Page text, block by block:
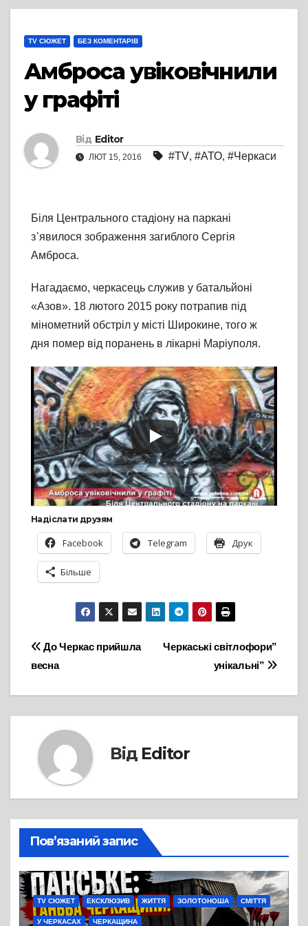
TV СЮЖЕТ БЕЗ КОМЕНТАРІВ
Амброса увіковічнили
у графіті
Від Editor
ЛЮТ 15, 2016 #TV, #АТО, #Черкаси
Біля Центрального стадіону на паркані
з᾽явилося зображення загиблого Сергія
Амброса.
Нагадаємо, черкасець служив у батальйоні
«Азов». 18 лютого 2015 року потрапив під
мінометний обстріл у місті Широкине, того ж
дня помер від поранень в лікарні Маріуполя.
Надіслати друзям
Facebook Telegram Друк
Більше
Навігація
Черкаські світлофори”
унікальні”
До Черкас прийшла
весна
Від Editor
Пов’язаний запис
TV СЮЖЕТ ЕКСКЛЮЗИВ ЖИТТЯ ЗОЛОТОНОША СМІТТЯ
У ЧЕРКАСАХ ЧЕРКАЩИНА